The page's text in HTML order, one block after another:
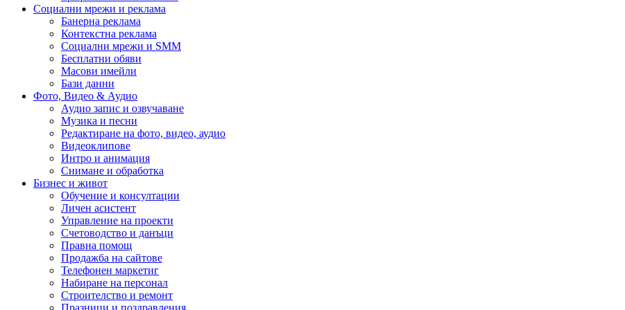
Социални мрежи и реклама
Банерна реклама
Контекстна реклама
Социални мрежи и SMM
Бесплатни обяви
Масови имейли
Бази данни
Фото, Видео & Аудио
Аудио запис и озвучаване
Музика и песни
Редактиране на фото, видео, аудио
Видеоклипове
Интро и анимация
Снимане и обработка
Бизнес и живот
Обучение и консултации
Личен асистент
Управление на проекти
Счетоводство и данъци
Правна помощ
Продажба на сайтове
Телефонен маркетиг
Набиране на персонал
Строителство и ремонт
Празници и поздравления